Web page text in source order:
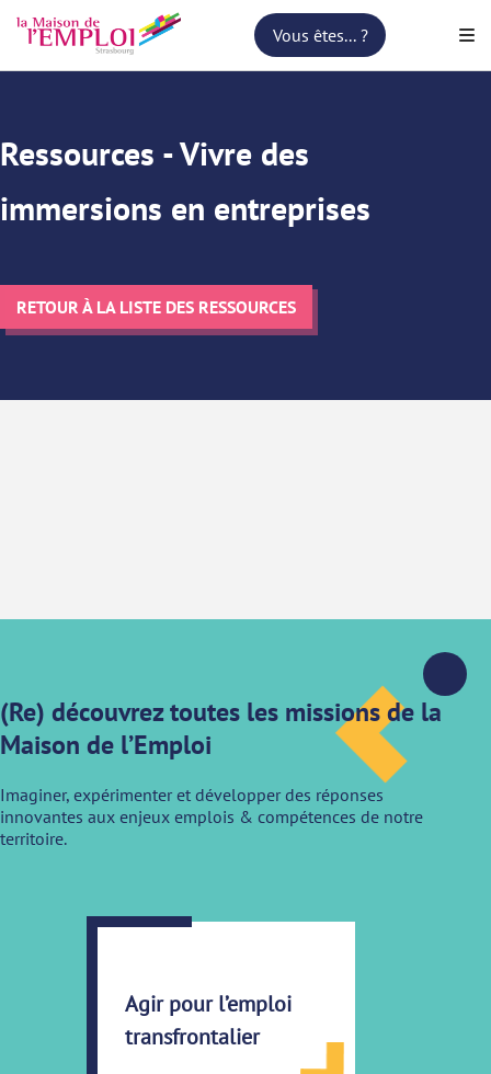
Vous êtes... ?
Ressources - Vivre des
immersions en entreprises
RETOUR À LA LISTE DES RESSOURCES
(Re) découvrez toutes les missions de la
Maison de l’Emploi
Imaginer, expérimenter et développer des réponses
innovantes aux enjeux emplois & compétences de notre
territoire.
Agir pour l’emploi
transfrontalier
Vous êtes... ?